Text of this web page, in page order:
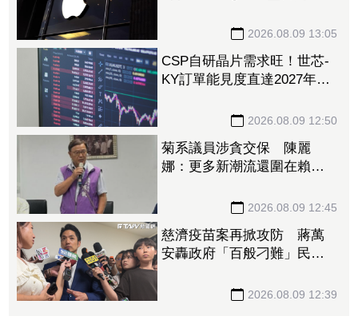
2026.08.09 13:05
CSP自研晶片需求旺！世芯-
KY訂單能見度直達2027年
2026.08.09 12:50
菊系議員涉貪交保 陳麗
娜：更多新潮流還圍在賴瑞
2026.08.09 12:45
慈濟疫苗案再掀攻防 蔣萬
安轟政府「百般刁難」民間
2026.08.09 12:39